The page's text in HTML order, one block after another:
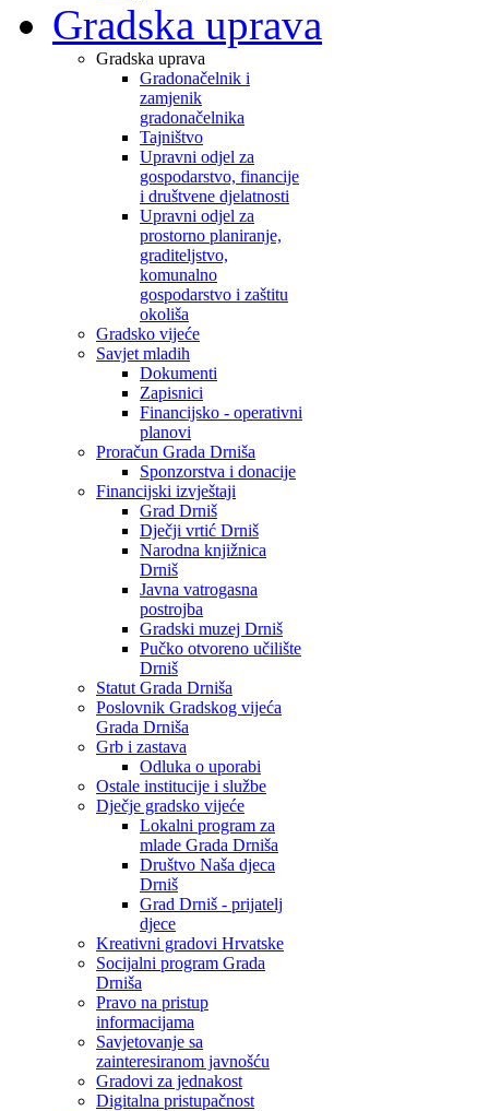
Gradska uprava
Gradska uprava
Gradonačelnik i
zamjenik
gradonačelnika
Tajništvo
Upravni odjel za
gospodarstvo, financije
i društvene djelatnosti
Upravni odjel za
prostorno planiranje,
graditeljstvo,
komunalno
gospodarstvo i zaštitu
okoliša
Gradsko vijeće
Savjet mladih
Dokumenti
Zapisnici
Financijsko - operativni
planovi
Proračun Grada Drniša
Sponzorstva i donacije
Financijski izvještaji
Grad Drniš
Dječji vrtić Drniš
Narodna knjižnica
Drniš
Javna vatrogasna
postrojba
Gradski muzej Drniš
Pučko otvoreno učilište
Drniš
Statut Grada Drniša
Poslovnik Gradskog vijeća
Grada Drniša
Grb i zastava
Odluka o uporabi
Ostale institucije i službe
Dječje gradsko vijeće
Lokalni program za
mlade Grada Drniša
Društvo Naša djeca
Drniš
Grad Drniš - prijatelj
djece
Kreativni gradovi Hrvatske
Socijalni program Grada
Drniša
Pravo na pristup
informacijama
Savjetovanje sa
zainteresiranom javnošću
Gradovi za jednakost
Digitalna pristupačnost